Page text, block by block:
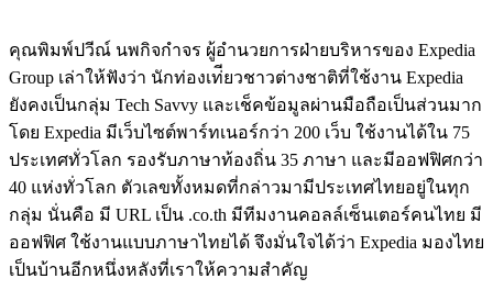
คุณพิมพ์ปวีณ์ นพกิจกำจร ผู้อำนวยการฝ่ายบริหารของ Expedia
Group เล่าให้ฟังว่า นักท่องเท่ียวชาวต่างชาติที่ใช้งาน Expedia
ยังคงเป็นกลุ่ม Tech Savvy และเช็คข้อมูลผ่านมือถือเป็นส่วนมาก
โดย Expedia มีเว็บไซต์พาร์ทเนอร์กว่า 200 เว็บ ใช้งานได้ใน 75
ประเทศทั่วโลก รองรับภาษาท้องถิ่น 35 ภาษา และมีออฟฟิศกว่า
40 แห่งทั่วโลก ตัวเลขทั้งหมดที่กล่าวมามีประเทศไทยอยู่ในทุก
กลุ่ม นั่นคือ มี URL เป็น .co.th มีทีมงานคอลล์เซ็นเตอร์คนไทย มี
ออฟฟิศ ใช้งานแบบภาษาไทยได้ จึงมั่นใจได้ว่า Expedia มองไทย
เป็นบ้านอีกหนึ่งหลังที่เราให้ความสำคัญ